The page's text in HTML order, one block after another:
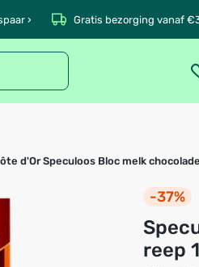
› Gratis bezorging vanaf
d'Or Speculoos Bloc melk
-37%
Speculoos Bloc melk chocolade
reep